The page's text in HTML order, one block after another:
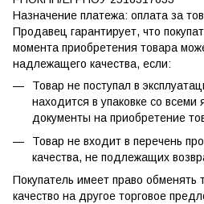
Назначение платежа: оплата за
Продавец гарантирует, что
момента приобретения товара
надлежащего качества, если:
Товар не поступал в
находится в упаковке со всеми
документы на приобретение
Товар не входит в перечень
качества, не подлежащих
Покупатель имеет право обменять
качество на другое торговое